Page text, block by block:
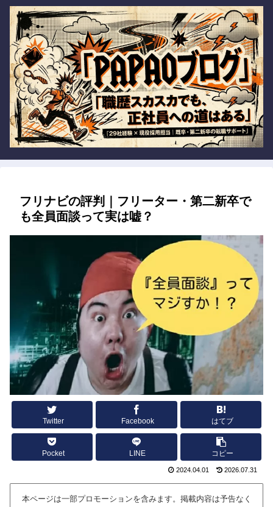
フリナビの評判｜フリーター・第二新卒で
も全員面談って実は嘘？
Twitter Facebook はてブ
Pocket LINE コピー
2024.04.01 2026.07.31
本ページは一部プロモーションを含みます。掲載内容は予告なく